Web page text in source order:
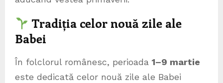
Tradiția celor nouă zile ale
Babei
În folclorul românesc, perioada 1–9 martie
este dedicată celor nouă zile ale Babei